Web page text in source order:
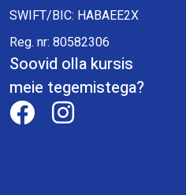
SWIFT/BIC: HABAEE2X
Reg. nr: 80582306
Soovid olla kursis
meie tegemistega?